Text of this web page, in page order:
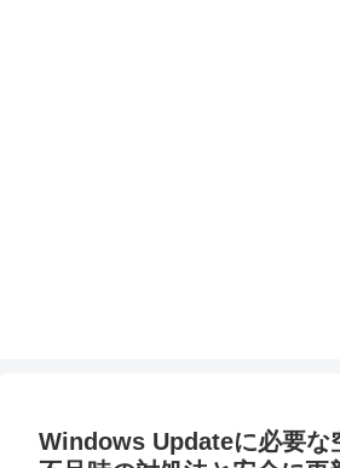
Windows Updateに必要な